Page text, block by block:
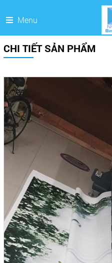
Menu
CHI TIẾT SẢN PHẨM